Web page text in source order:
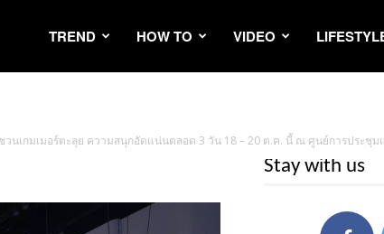
TREND HOW TO VIDEO
วนเกมเมอร์ตะลุย ความสนุกอัดแน่นตลอด 3 วัน 18 – 20 ต.ค. นี้ ณ ศูนย์การประชุ
Stay with us